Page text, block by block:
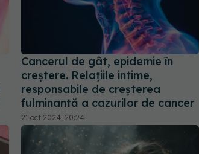
Cancerul de gât, epidemie în
creștere. Relațiile intime,
responsabile de creșterea
fulminantă a cazurilor de cancer
21 oct 2024, 20:24